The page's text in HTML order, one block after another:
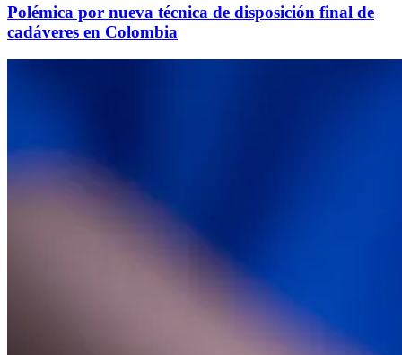
Polémica por nueva técnica de disposición final de
cadáveres en Colombia